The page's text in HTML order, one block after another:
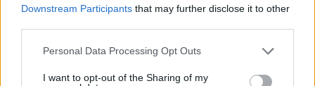
Downstream Participants that may further disclose it to other
Please note that this website/app uses one or more Google
not limited to your visit or usage behaviour. You may click to
Personal Data Processing Opt Outs
I want to opt-out of the Sharing of my
Διαβάστε την ανακοίνωση της συμφωνίας